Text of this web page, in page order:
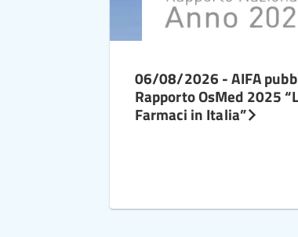
06/08/2026 - AIFA
Rapporto OsMed 2025
Farmaci in Italia”